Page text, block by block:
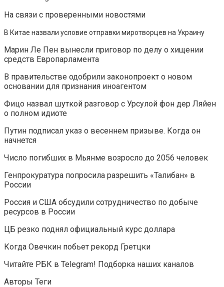
На связи с проверенными новостями
В Китае назвали условие отправки миротворцев на Украину
Марин Ле Пен вынесли приговор по делу о хищении
средств Европарламента
В правительстве одобрили законопроект о новом
основании для признания иноагентом
Фицо назвал шуткой разговор с Урсулой фон дер Ляйен
о полном идиоте
Путин подписал указ о весеннем призыве. Когда он
начнется
Число погибших в Мьянме возросло до 2056 человек
Генпрокуратура попросила разрешить «Талибан» в
России
Россия и США обсудили сотрудничество по добыче
ресурсов в России
ЦБ резко поднял официальный курс доллара
Когда Овечкин побьет рекорд Гретцки
Читайте РБК в Telegram! Подборка наших каналов
Авторы Теги